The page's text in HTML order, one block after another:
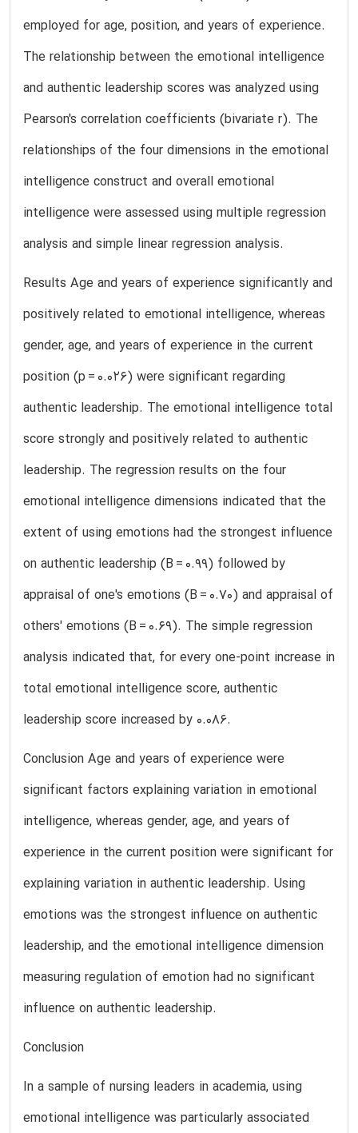
employed for age, position, and years of experience.
The relationship between the emotional intelligence
and authentic leadership scores was analyzed using
Pearson's correlation coefficients (bivariate r). The
relationships of the four dimensions in the emotional
intelligence construct and overall emotional
intelligence were assessed using multiple regression
analysis and simple linear regression analysis.
Results Age and years of experience significantly and
positively related to emotional intelligence, whereas
gender, age, and years of experience in the current
position (p = 0.026) were significant regarding
authentic leadership. The emotional intelligence total
score strongly and positively related to authentic
leadership. The regression results on the four
emotional intelligence dimensions indicated that the
extent of using emotions had the strongest influence
on authentic leadership (B = 0.99) followed by
appraisal of one's emotions (B = 0.70) and appraisal of
others' emotions (B = 0.69). The simple regression
analysis indicated that, for every one-point increase in
total emotional intelligence score, authentic
leadership score increased by 0.086.
Conclusion Age and years of experience were
significant factors explaining variation in emotional
intelligence, whereas gender, age, and years of
experience in the current position were significant for
explaining variation in authentic leadership. Using
emotions was the strongest influence on authentic
leadership, and the emotional intelligence dimension
measuring regulation of emotion had no significant
influence on authentic leadership.
Conclusion
In a sample of nursing leaders in academia, using
emotional intelligence was particularly associated